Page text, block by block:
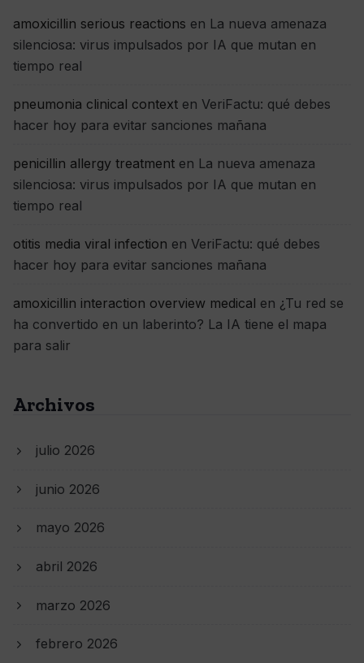
amoxicillin serious reactions en La nueva amenaza
silenciosa: virus impulsados por IA que mutan en
tiempo real
pneumonia clinical context en VeriFactu: qué debes
hacer hoy para evitar sanciones mañana
penicillin allergy treatment en La nueva amenaza
silenciosa: virus impulsados por IA que mutan en
tiempo real
otitis media viral infection en VeriFactu: qué debes
hacer hoy para evitar sanciones mañana
amoxicillin interaction overview medical en ¿Tu red se
ha convertido en un laberinto? La IA tiene el mapa
para salir
Archivos
julio 2026
junio 2026
mayo 2026
abril 2026
marzo 2026
febrero 2026